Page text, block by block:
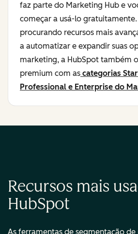
faz parte do Marketing Hub e
começar a usá-lo gratuitamente.
procurando recursos mais
a automatizar e expandir suas
marketing, a HubSpot também
premium com as categorias
Professional e Enterprise do
Recursos mais
HubSpot
As ferramentas de segmentação